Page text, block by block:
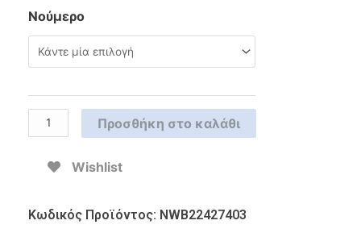
Νούμερο
Προσθήκη στο καλάθι
Wishlist
Κωδικός Προϊόντος: NWB22427403